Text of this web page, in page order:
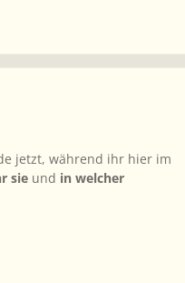
jetzt, während ihr hier im
sie und in welcher